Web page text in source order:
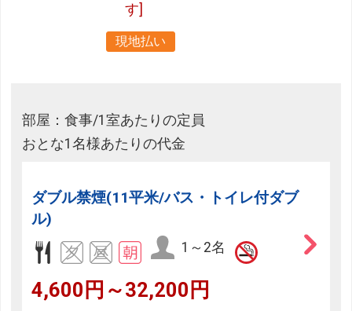
す]
現地払い
部屋：食事/1室あたりの定員
おとな1名様あたりの代金
ダブル禁煙(11平米/バス・トイレ付ダブ
ル)
1～2名
4,600円～32,200円